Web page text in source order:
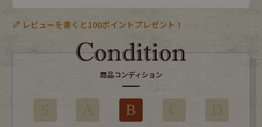
レビューを書くと100ポイントプレゼント！
商品コンディション
B